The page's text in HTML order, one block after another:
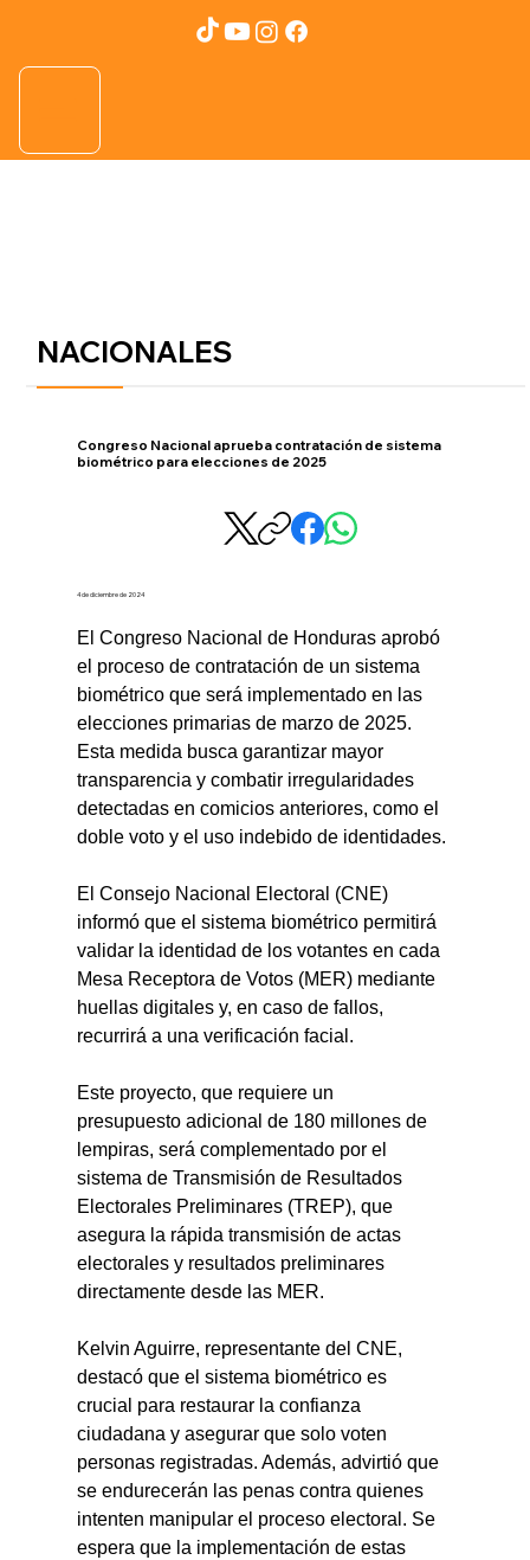
NACIONALES
Congreso Nacional aprueba contratación de sistema
biométrico para elecciones de 2025
4 de diciembre de 2024
El Congreso Nacional de Honduras aprobó
el proceso de contratación de un sistema
biométrico que será implementado en las
elecciones primarias de marzo de 2025.
Esta medida busca garantizar mayor
transparencia y combatir irregularidades
detectadas en comicios anteriores, como el
doble voto y el uso indebido de identidades.
El Consejo Nacional Electoral (CNE)
informó que el sistema biométrico permitirá
validar la identidad de los votantes en cada
Mesa Receptora de Votos (MER) mediante
huellas digitales y, en caso de fallos,
recurrirá a una verificación facial.
Este proyecto, que requiere un
presupuesto adicional de 180 millones de
lempiras, será complementado por el
sistema de Transmisión de Resultados
Electorales Preliminares (TREP), que
asegura la rápida transmisión de actas
electorales y resultados preliminares
directamente desde las MER.
Kelvin Aguirre, representante del CNE,
destacó que el sistema biométrico es
crucial para restaurar la confianza
ciudadana y asegurar que solo voten
personas registradas. Además, advirtió que
se endurecerán las penas contra quienes
intenten manipular el proceso electoral. Se
espera que la implementación de estas